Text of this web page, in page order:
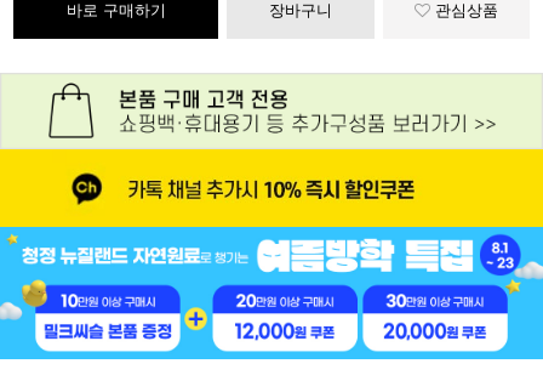
바로 구매하기 장바구니 관심상품